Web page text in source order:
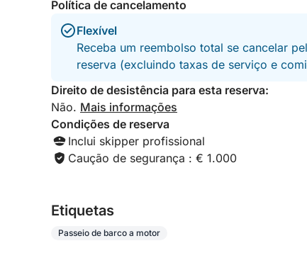
Política de cancelamento
Flexível
Receba um reembolso total se cancelar
reserva (excluindo taxas de serviço e
Direito de desistência para esta reserva:
Não. Mais informações
Condições de reserva
Inclui skipper profissional
Caução de segurança : € 1.000
Etiquetas
Passeio de barco a motor